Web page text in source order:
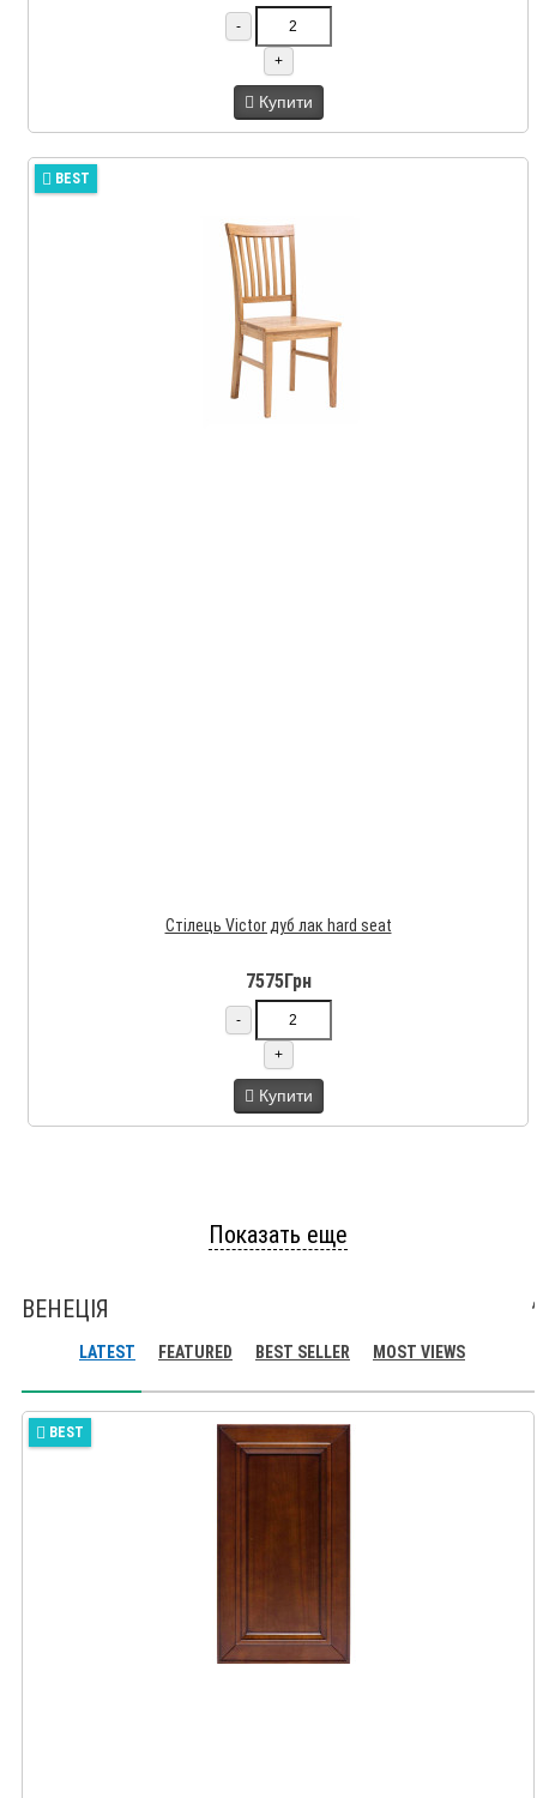
-
+
Купити
BEST
Стілець Victor дуб лак hard seat
7575Грн
-
+
Купити
Показать еще
ВЕНЕЦІЯ
LATEST FEATURED BEST SELLER MOST VIEWS
BEST